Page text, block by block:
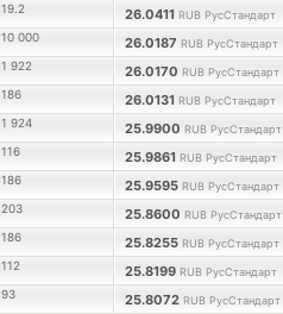
26.0411 RUB РусСтандарт
000 26.0187 RUB РусСтандарт
922 26.0170 RUB РусСтандарт
26.0131 RUB РусСтандарт
924 25.9900 RUB РусСтандарт
25.9861 RUB РусСтандарт
25.9595 RUB РусСтандарт
25.8600 RUB РусСтандарт
25.8255 RUB РусСтандарт
25.8199 RUB РусСтандарт
25.8072 RUB РусСтандарт